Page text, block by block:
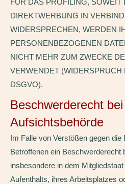
FÜR DAS PROFILING, SOWEIT
DIREKTWERBUNG IN
WIDERSPRECHEN, WERDEN
PERSONENBEZOGENEN
NICHT MEHR ZUM ZWECKE
VERWENDET (WIDERSPRUCH
DSGVO).
Beschwerde­recht
Aufsichts­behörde
Im Falle von Verstößen gegen
Betroffenen ein Beschwerderecht
insbesondere in dem
Aufenthalts, ihres Arbeitsplatzes